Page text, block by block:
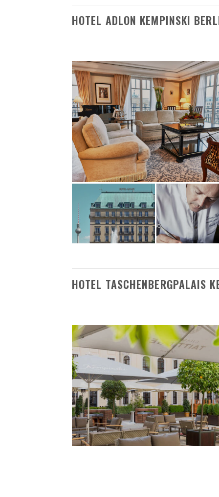
HOTEL ADLON KEMPINSKI
HOTEL TASCHENBERGPALAIS